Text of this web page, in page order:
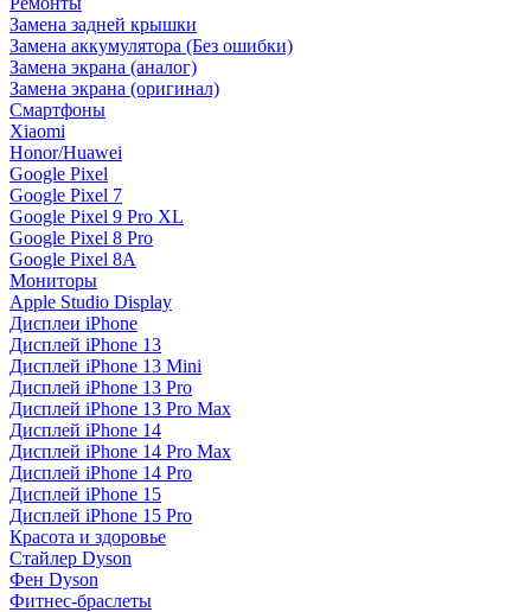
Замена задней крышки
Замена аккумулятора (Без ошибки)
Замена экрана (аналог)
Замена экрана (оригинал)
Смартфоны
Xiaomi
Honor/Huawei
Google Pixel
Google Pixel 7
Google Pixel 9 Pro XL
Google Pixel 8 Pro
Google Pixel 8A
Мониторы
Apple Studio Display
Дисплеи iPhone
Дисплей iPhone 13
Дисплей iPhone 13 Mini
Дисплей iPhone 13 Pro
Дисплей iPhone 13 Pro Max
Дисплей iPhone 14
Дисплей iPhone 14 Pro Max
Дисплей iPhone 14 Pro
Дисплей iPhone 15
Дисплей iPhone 15 Pro
Красота и здоровье
Стайлер Dyson
Фен Dyson
Фитнес-браслеты